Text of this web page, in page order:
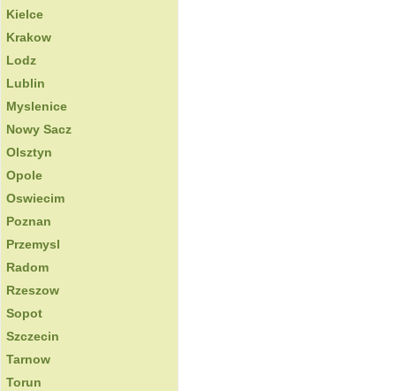
Kielce
Krakow
Lodz
Lublin
Myslenice
Nowy Sacz
Olsztyn
Opole
Oswiecim
Poznan
Przemysl
Radom
Rzeszow
Sopot
Szczecin
Tarnow
Torun